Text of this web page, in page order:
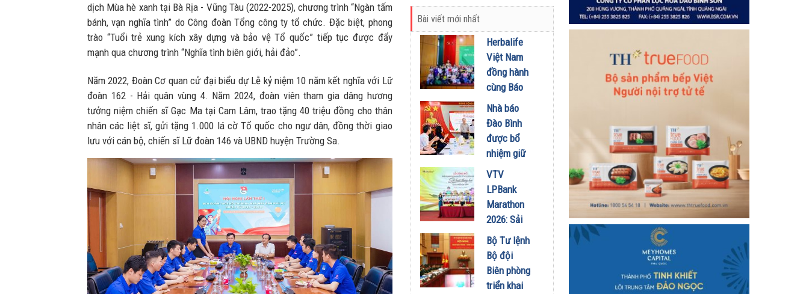
dịch Mùa hè xanh tại Bà Rịa - Vũng Tàu (2022-2025), chương trình “Ngàn tấm
bánh, vạn nghĩa tình” do Công đoàn Tổng công ty tổ chức. Đặc biệt, phong
trào “Tuổi trẻ xung kích xây dựng và bảo vệ Tổ quốc” tiếp tục được đẩy
mạnh qua chương trình “Nghĩa tình biên giới, hải đảo”.
Năm 2022, Đoàn Cơ quan cử đại biểu dự Lễ kỷ niệm 10 năm kết nghĩa với Lữ
đoàn 162 - Hải quân vùng 4. Năm 2024, đoàn viên tham gia dâng hương
tưởng niệm chiến sĩ Gạc Ma tại Cam Lâm, trao tặng 40 triệu đồng cho thân
nhân các liệt sĩ, gửi tặng 1.000 lá cờ Tổ quốc cho ngư dân, đồng thời giao
lưu với cán bộ, chiến sĩ Lữ đoàn 146 và UBND huyện Trường Sa.
xây dựng
thái” bảo
vệ sức
khỏe người
dân
Bài viết mới nhất
Herbalife
Việt Nam
đồng hành
cùng Báo
Sức khỏe
và Đời
sống tổ
chức Cuộc
thi “Tôi
Khỏe Đẹp
Hơn” lần
thứ 5 để
khuyến
khích mọi
người trở
thành
phiên bản
Nhà báo
Đào Bình
được bổ
nhiệm giữ
chức Tổng
Biên tập
Tạp chí
Doanh
Đầu tư
01/08/2026
VTV
LPBank
Marathon
2026: Sải
bước qua
miền Di
sản, lan
tỏa giá trị
Bộ Tư lệnh
Bộ đội
Biên phòng
triển khai